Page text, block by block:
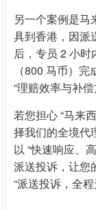
另一个案例是马
具到香港，因派
后，专员 2 小
（800 马币）
“理赔效率与补偿
若您担心 “马来
择我们的全境代
以 “快速响应、
派送投诉，让您
“派送投诉，全程